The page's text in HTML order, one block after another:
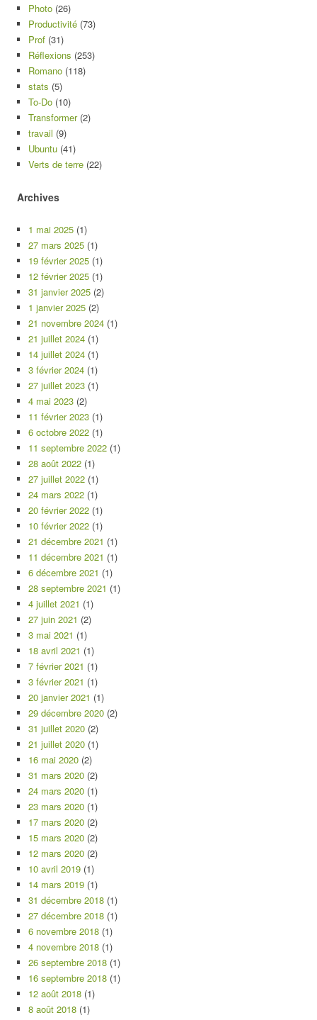
Photo (26)
Productivité (73)
Prof (31)
Réflexions (253)
Romano (118)
stats (5)
To-Do (10)
Transformer(2)
travail (9)
Ubuntu (41)
Verts de terre (22)
Archives
1 mai 2025 (1)
27 mars 2025 (1)
19 février 2025 (1)
12 février 2025 (1)
31 janvier 2025 (2)
1 janvier 2025 (2)
21 novembre 2024 (1)
21 juillet 2024 (1)
14 juillet 2024 (1)
3 février 2024 (1)
27 juillet 2023 (1)
4 mai 2023 (2)
11 février 2023 (1)
6 octobre 2022 (1)
11 septembre 2022 (1)
28 août 2022 (1)
27 juillet 2022 (1)
24 mars 2022 (1)
20 février 2022 (1)
10 février 2022 (1)
21 décembre 2021 (1)
11 décembre 2021 (1)
6 décembre 2021 (1)
28 septembre 2021 (1)
4 juillet 2021 (1)
27 juin 2021 (2)
3 mai 2021 (1)
18 avril 2021 (1)
7 février 2021 (1)
3 février 2021 (1)
20 janvier 2021 (1)
29 décembre 2020 (2)
31 juillet 2020 (2)
21 juillet 2020 (1)
16 mai 2020 (2)
31 mars 2020 (2)
24 mars 2020 (1)
23 mars 2020 (1)
17 mars 2020 (2)
15 mars 2020 (2)
12 mars 2020 (2)
10 avril 2019 (1)
14 mars 2019 (1)
31 décembre 2018 (1)
27 décembre 2018 (1)
6 novembre 2018 (1)
4 novembre 2018 (1)
26 septembre 2018 (1)
16 septembre 2018 (1)
12 août 2018 (1)
8 août 2018 (1)